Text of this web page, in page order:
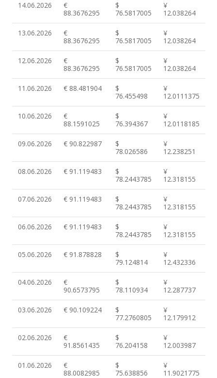
14.06.2026
€
88.3676295
$
76.5817005
¥
12.038264
13.06.2026
€
88.3676295
$
76.5817005
¥
12.038264
12.06.2026
€
88.3676295
$
76.5817005
¥
12.038264
11.06.2026 € 88.481904
$
76.455498
¥
12.0111375
10.06.2026
€
88.1591025
$
76.394367
¥
12.0118185
09.06.2026 € 90.822987
$
78.026586
¥
12.238251
08.06.2026 € 91.119483
$
78.2443785
¥
12.318155
07.06.2026 € 91.119483
$
78.2443785
¥
12.318155
06.06.2026 € 91.119483
$
78.2443785
¥
12.318155
05.06.2026 € 91.878828
$
79.124814
¥
12.432336
04.06.2026
€
90.6573795
$
78.110934
¥
12.287737
03.06.2026 € 90.109224
$
77.2760805
¥
12.179912
02.06.2026
€
91.8561435
$
76.204158
¥
12.003987
01.06.2026
€
88.0082985
$
75.638856
¥
11.9021775